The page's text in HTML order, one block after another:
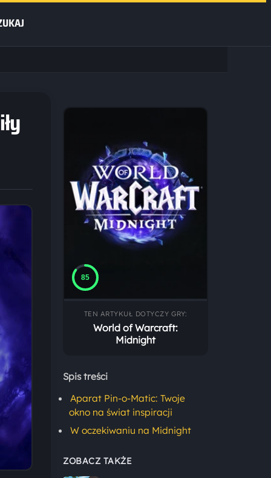
85
TEN ARTYKUŁ DOTYCZY GRY:
World of Warcraft:
Midnight
Spis treści
Aparat Pin-o-Matic: Twoje
okno na świat inspiracji
W oczekiwaniu na Midnight
ZOBACZ TAKŻE